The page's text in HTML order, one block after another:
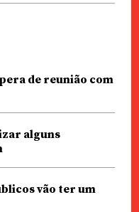
de reunião com
alguns
vão ter um